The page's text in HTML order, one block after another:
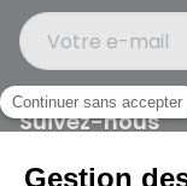
Votre e-mail
Suivez-nous